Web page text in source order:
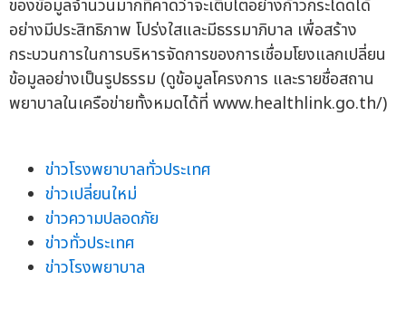
ของข้อมูลจำนวนมากที่คาดว่าจะเติบโตอย่างก้าวกระโดดได้
อย่างมีประสิทธิภาพ โปร่งใสและมีธรรมาภิบาล เพื่อสร้าง
กระบวนการในการบริหารจัดการของการเชื่อมโยงแลกเปลี่ยน
ข้อมูลอย่างเป็นรูปธรรม (ดูข้อมูลโครงการ และรายชื่อสถาน
พยาบาลในเครือข่ายทั้งหมดได้ที่ www.healthlink.go.th/)
ข่าวโรงพยาบาลทั่วประเทศ
ข่าวเปลี่ยนใหม่
ข่าวความปลอดภัย
ข่าวทั่วประเทศ
ข่าวโรงพยาบาล